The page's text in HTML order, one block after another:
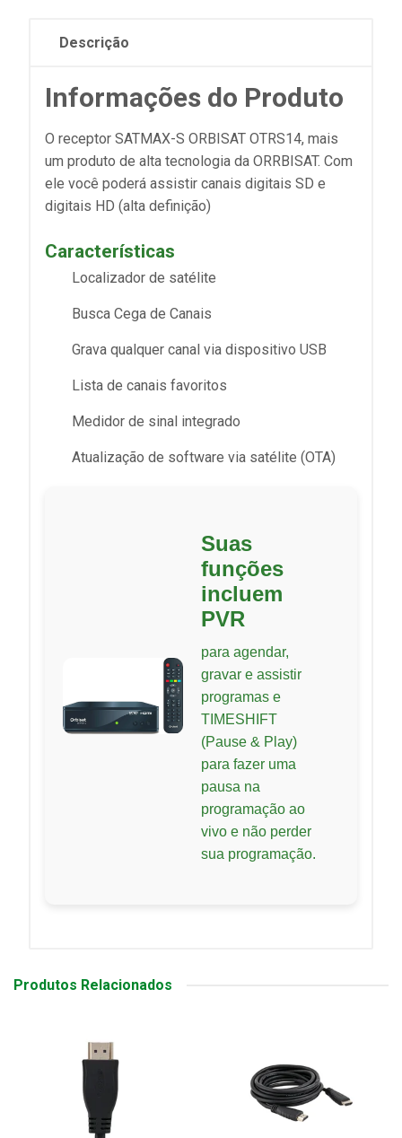
Descrição
Informações do Produto
O receptor SATMAX-S ORBISAT OTRS14, mais
um produto de alta tecnologia da ORRBISAT. Com
ele você poderá assistir canais digitais SD e
digitais HD (alta definição)
Características
Localizador de satélite
Busca Cega de Canais
Grava qualquer canal via dispositivo USB
Lista de canais favoritos
Medidor de sinal integrado
Atualização de software via satélite (OTA)
Suas
funções
incluem
PVR
para agendar,
gravar e assistir
programas e
TIMESHIFT
(Pause & Play)
para fazer uma
pausa na
programação ao
vivo e não perder
sua programação.
Produtos Relacionados